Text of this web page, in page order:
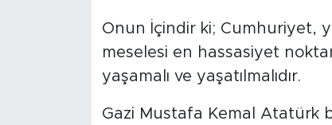
Onun İçindir ki; Cumhuriyet,
meselesi en hassasiyet
yaşamalı ve yaşatılmalıdır.
Gazi Mustafa Kemal Atatürk